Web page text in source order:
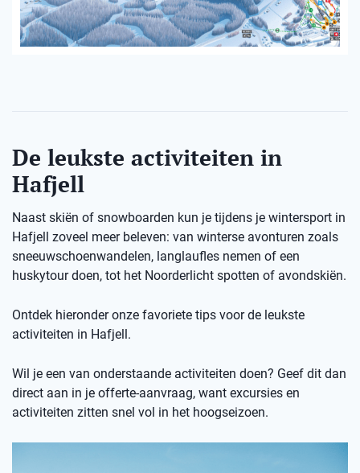
De leukste activiteiten in
Hafjell
Naast skiën of snowboarden kun je tijdens je wintersport in
Hafjell zoveel meer beleven: van winterse avonturen zoals
sneeuwschoenwandelen, langlaufles nemen of een
huskytour doen, tot het Noorderlicht spotten of avondskiën.
Ontdek hieronder onze favoriete tips voor de leukste
activiteiten in Hafjell.
Wil je een van onderstaande activiteiten doen? Geef dit dan
direct aan in je offerte-aanvraag, want excursies en
activiteiten zitten snel vol in het hoogseizoen.